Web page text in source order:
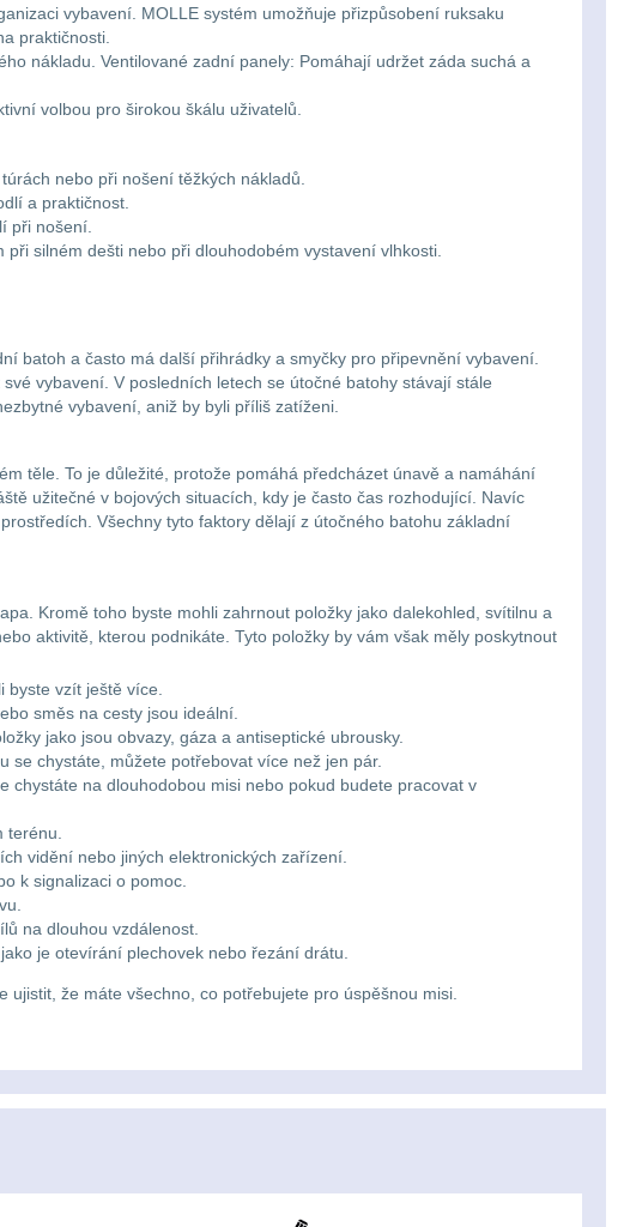
vybavení. MOLLE systém umožňuje přizpůsobení ruksaku
praktičnosti.
nákladu. Ventilované zadní panely: Pomáhají udržet záda suchá a
volbou pro širokou škálu uživatelů.
nebo při nošení těžkých nákladů.
a praktičnost.
při nošení.
silném dešti nebo při dlouhodobém vystavení vlhkosti.
batoh a často má další přihrádky a smyčky pro připevnění vybavení.
vybavení. V posledních letech se útočné batohy stávají stále
vybavení, aniž by byli příliš zatíženi.
těle. To je důležité, protože pomáhá předcházet únavě a namáhání
užitečné v bojových situacích, kdy je často čas rozhodující. Navíc
Všechny tyto faktory dělají z útočného batohu základní
Kromě toho byste mohli zahrnout položky jako dalekohled, svítilnu a
aktivitě, kterou podnikáte. Tyto položky by vám však měly poskytnout
vzít ještě více.
směs na cesty jsou ideální.
jako jsou obvazy, gáza a antiseptické ubrousky.
se chystáte, můžete potřebovat více než jen pár.
chystáte na dlouhodobou misi nebo pokud budete pracovat v
vidění nebo jiných elektronických zařízení.
k signalizaci o pomoc.
na dlouhou vzdálenost.
je otevírání plechovek nebo řezání drátu.
že máte všechno, co potřebujete pro úspěšnou misi.